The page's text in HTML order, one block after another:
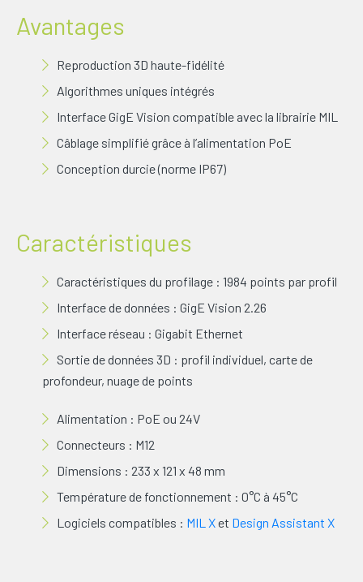
Avantages
Reproduction 3D haute-fidélité
Algorithmes uniques intégrés
Interface GigE Vision compatible avec la librairie MIL
Câblage simplifié grâce à l’alimentation PoE
Conception durcie (norme IP67)
Caractéristiques
Caractéristiques du profilage : 1984 points par profil
Interface de données : GigE Vision 2.26
Interface réseau : Gigabit Ethernet
Sortie de données 3D : profil individuel, carte de
profondeur, nuage de points
Alimentation : PoE ou 24V
Connecteurs : M12
Dimensions : 233 x 121 x 48 mm
Température de fonctionnement : 0°C à 45°C
Logiciels compatibles : MIL Xet Design Assistant X